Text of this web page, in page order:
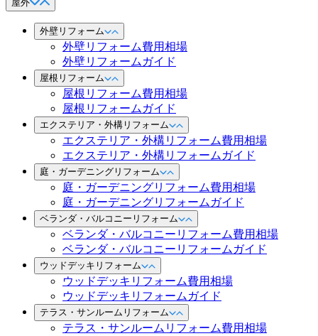
屋外
外壁リフォーム
外壁リフォーム費用相場
外壁リフォームガイド
屋根リフォーム
屋根リフォーム費用相場
屋根リフォームガイド
エクステリア・外構リフォーム
エクステリア・外構リフォーム費用相場
エクステリア・外構リフォームガイド
庭・ガーデニングリフォーム
庭・ガーデニングリフォーム費用相場
庭・ガーデニングリフォームガイド
ベランダ・バルコニーリフォーム
ベランダ・バルコニーリフォーム費用相場
ベランダ・バルコニーリフォームガイド
ウッドデッキリフォーム
ウッドデッキリフォーム費用相場
ウッドデッキリフォームガイド
テラス・サンルームリフォーム
テラス・サンルームリフォーム費用相場